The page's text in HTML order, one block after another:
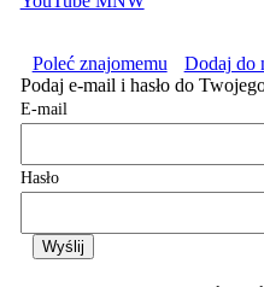
Poleć znajomemu
Dodaj do
Podaj e-mail i hasło do
E-mail
Hasło